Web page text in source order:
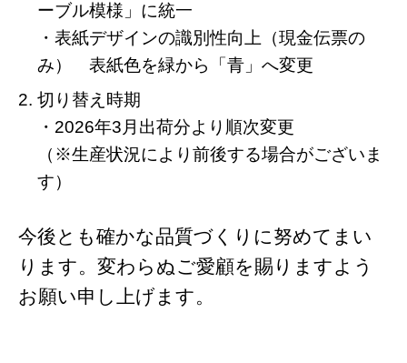
ーブル模様」に統一
・表紙デザインの識別性向上（現金伝票の
み） 表紙色を緑から「青」へ変更
切り替え時期
・2026年3月出荷分より順次変更
（※生産状況により前後する場合がございま
す）
今後とも確かな品質づくりに努めてまい
ります。変わらぬご愛顧を賜りますよう
お願い申し上げます。